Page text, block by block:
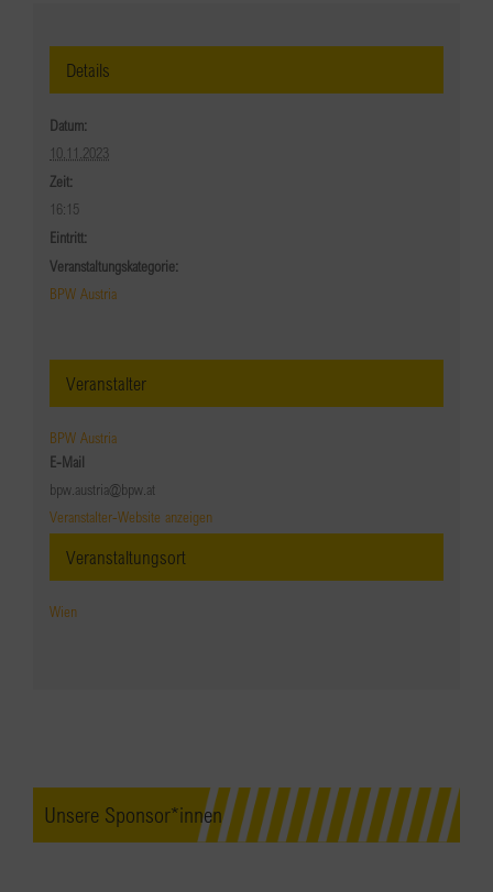
Details
Datum:
10.11.2023
Zeit:
16:15
Eintritt:
Veranstaltungskategorie:
BPW Austria
Veranstaltungsort
Wien
Veranstalter
BPW Austria
E-Mail
bpw.austria@bpw.at
Veranstalter-Website anzeigen
Unsere Sponsor*innen